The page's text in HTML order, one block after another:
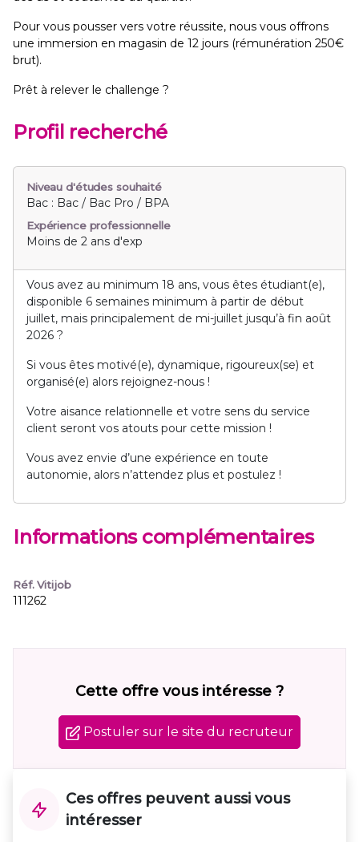
Pour vous pousser vers votre réussite, nous vous offrons
une immersion en magasin de 12 jours (rémunération 250€
brut).
Prêt à relever le challenge ?
Profil recherché
Niveau d'études souhaité
Bac : Bac / Bac Pro / BPA
Expérience professionnelle
Moins de 2 ans d'exp
Vous avez au minimum 18 ans, vous êtes étudiant(e),
disponible 6 semaines minimum à partir de début
juillet, mais principalement de mi-juillet jusqu’à fin août
2026 ?
Si vous êtes motivé(e), dynamique, rigoureux(se) et
organisé(e) alors rejoignez-nous !
Votre aisance relationnelle et votre sens du service
client seront vos atouts pour cette mission !
Vous avez envie d’une expérience en toute
autonomie, alors n’attendez plus et postulez !
Informations complémentaires
Réf. Vitijob
111262
Cette offre vous intéresse ?
Postuler sur le site du recruteur
Ces offres peuvent aussi vous
intéresser